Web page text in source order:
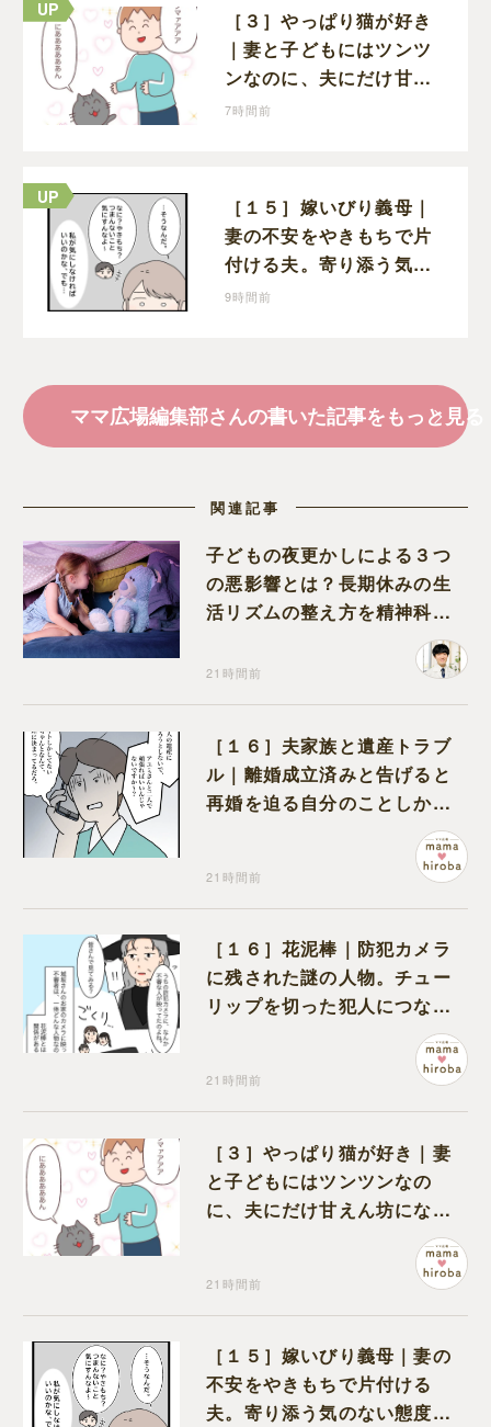
［３］やっぱり猫が好き
｜妻と子どもにはツンツ
ンなのに、夫にだけ甘え
ん坊になる猫のギャップ
7時間前
［１５］嫁いびり義母｜
妻の不安をやきもちで片
付ける夫。寄り添う気の
ない態度にモヤモヤが募
9時間前
ママ広場編集部さんの書いた記事をもっと見る
関連記事
子どもの夜更かしによる３つ
の悪影響とは？長期休みの生
活リズムの整え方を精神科医
21時間前
［１６］夫家族と遺産トラブ
ル｜離婚成立済みと告げると
再婚を迫る自分のことしか考
21時間前
［１６］花泥棒｜防犯カメラ
に残された謎の人物。チュー
リップを切った犯人につなが
る証拠になるのか期待する
21時間前
［３］やっぱり猫が好き｜妻
と子どもにはツンツンなの
に、夫にだけ甘えん坊になる
21時間前
［１５］嫁いびり義母｜妻の
不安をやきもちで片付ける
夫。寄り添う気のない態度に